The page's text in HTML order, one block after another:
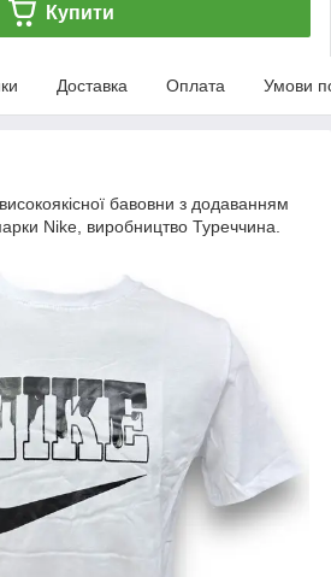
Купити
Доставка Оплата Умови
бавовни з додаванням
Nike, виробництво Туреччина.